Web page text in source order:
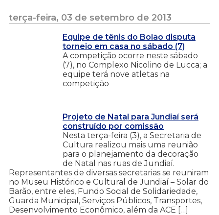
terça-feira, 03 de setembro de 2013
Equipe de tênis do Bolão disputa
torneio em casa no sábado (7)
A competição ocorre neste sábado
(7), no Complexo Nicolino de Lucca; a
equipe terá nove atletas na
competição
Projeto de Natal para Jundiaí será
construído por comissão
Nesta terça-feira (3), a Secretaria de
Cultura realizou mais uma reunião
para o planejamento da decoração
de Natal nas ruas de Jundiaí.
Representantes de diversas secretarias se reuniram
no Museu Histórico e Cultural de Jundiaí – Solar do
Barão, entre eles, Fundo Social de Solidariedade,
Guarda Municipal, Serviços Públicos, Transportes,
Desenvolvimento Econômico, além da ACE […]